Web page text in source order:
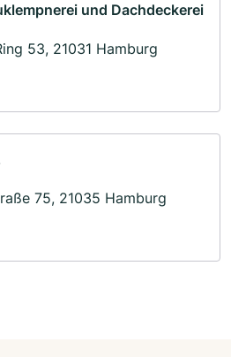
und Dachdeckerei
53, 21031 Hamburg
75, 21035 Hamburg